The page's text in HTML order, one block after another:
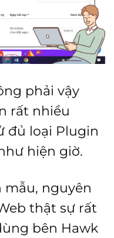
phải vậy
rất nhiều
đủ loại Plugin
hiện giờ.
mẫu, nguyên
thật sự rất
bên Hawk